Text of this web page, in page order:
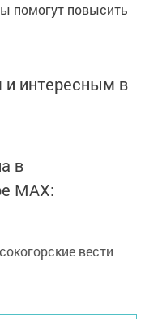
помогут повысить
интересным в
в
MАХ:
вести